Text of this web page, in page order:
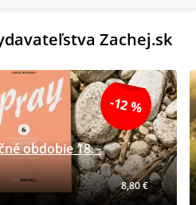
Zachej.sk
-12 %
obdobie 18. -
8,80 €